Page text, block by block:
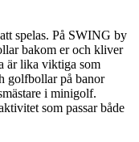
spelas. På SWING by
bakom er och kliver
är lika viktiga som
golfbollar på banor
i minigolf.
som passar både